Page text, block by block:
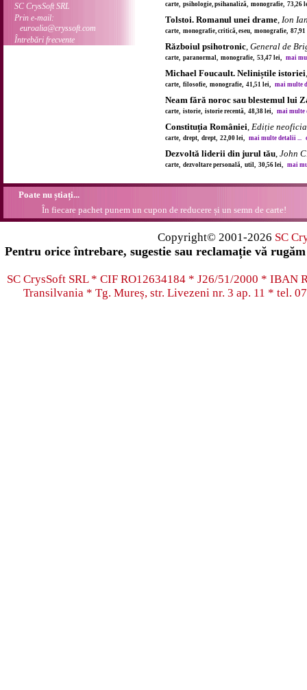
SC CrysSoft SRL
Prin e-mail:
euroalia@cryssoft.com
Întrebări frecvente
carte, psihologie, psihanaliză, monografie, 73,26
Tolstoi. Romanul unei drame, Ion
carte, monografie, critică, eseu, monografie,
Războiul psihotronic, General de
carte, paranormal, monografie, 53,47 lei, mai
Michael Foucault. Neliniștile istoriei
carte, filosofie, monografie, 41,51 lei, mai multe
Neam fără noroc sau blestemul lui
carte, istorie, istorie recentă, 48,38 lei, mai multe
Constituția României, Ediție
carte, drept, drept, 22,00 lei, mai multe detalii ...
Dezvoltă liderii din jurul tău, John
carte, dezvoltare personală, util, 30,56 lei, mai
Poate nu știați...
În fiecare pachet punem un cupon de reducere și un semn de carte!
Copyright© 2001-2026 SC
Pentru orice întrebare, sugestie sau reclamație vă
SC CrysSoft SRL * CIF RO12634184 * J26/51/2000 * IBAN
Transilvania * Tg. Mureș, str. Livezeni nr. 3 ap. 11 * tel.